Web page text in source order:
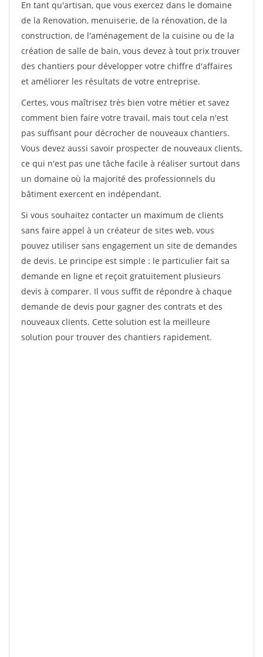
En tant qu'artisan, que vous exercez dans le domaine
de la Renovation, menuiserie, de la rénovation, de la
construction, de l'aménagement de la cuisine ou de la
création de salle de bain, vous devez à tout prix trouver
des chantiers pour développer votre chiffre d'affaires
et améliorer les résultats de votre entreprise.
Certes, vous maîtrisez très bien votre métier et savez
comment bien faire votre travail, mais tout cela n'est
pas suffisant pour décrocher de nouveaux chantiers.
Vous devez aussi savoir prospecter de nouveaux clients,
ce qui n'est pas une tâche facile à réaliser surtout dans
un domaine où la majorité des professionnels du
bâtiment exercent en indépendant.
Si vous souhaitez contacter un maximum de clients
sans faire appel à un créateur de sites web, vous
pouvez utiliser sans engagement un site de demandes
de devis. Le principe est simple : le particulier fait sa
demande en ligne et reçoit gratuitement plusieurs
devis à comparer. Il vous suffit de répondre à chaque
demande de devis pour gagner des contrats et des
nouveaux clients. Cette solution est la meilleure
solution pour trouver des chantiers rapidement.